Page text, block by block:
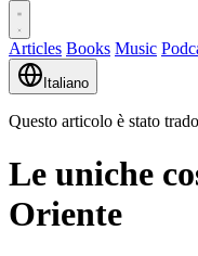
Articles Books Music
Italiano
Questo articolo è stato
Le uniche
Oriente